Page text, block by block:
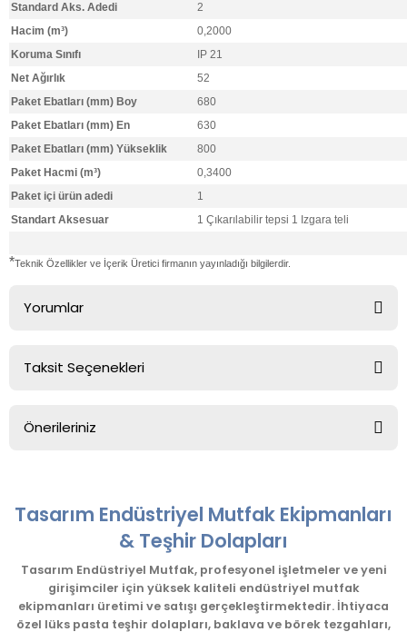
Standard Aks. Adedi
2
Hacim (m³)
0,2000
Koruma Sınıfı
IP 21
Net Ağırlık
52
Paket Ebatları (mm) Boy
680
Paket Ebatları (mm) En
630
Paket Ebatları (mm) Yükseklik
800
Paket Hacmi (m³)
0,3400
Paket içi ürün adedi
1
Standart Aksesuar
1 Çıkarılabilir tepsi 1 Izgara teli
*Teknik Özellikler ve İçerik Üretici firmanın yayınladığı bilgilerdir.
Yorumlar
Taksit Seçenekleri
Önerileriniz
kullanarak tarafımıza iletebilirsiniz.
Görüş ve önerileriniz için teşekkür ederiz.
Ürün resmi kalitesiz, bozuk veya görüntülenemiyor.
Ürün açıklamasında eksik bilgiler bulunuyor.
Ürün bilgilerinde hatalar bulunuyor.
Tasarım Endüstriyel Mutfak Ekipmanları
& Teşhir Dolapları
Tasarım Endüstriyel Mutfak, profesyonel işletmeler ve yeni
girişimciler için yüksek kaliteli endüstriyel mutfak
ekipmanları üretimi ve satışı gerçekleştirmektedir. İhtiyaca
özel lüks pasta teşhir dolapları, baklava ve börek tezgahları,